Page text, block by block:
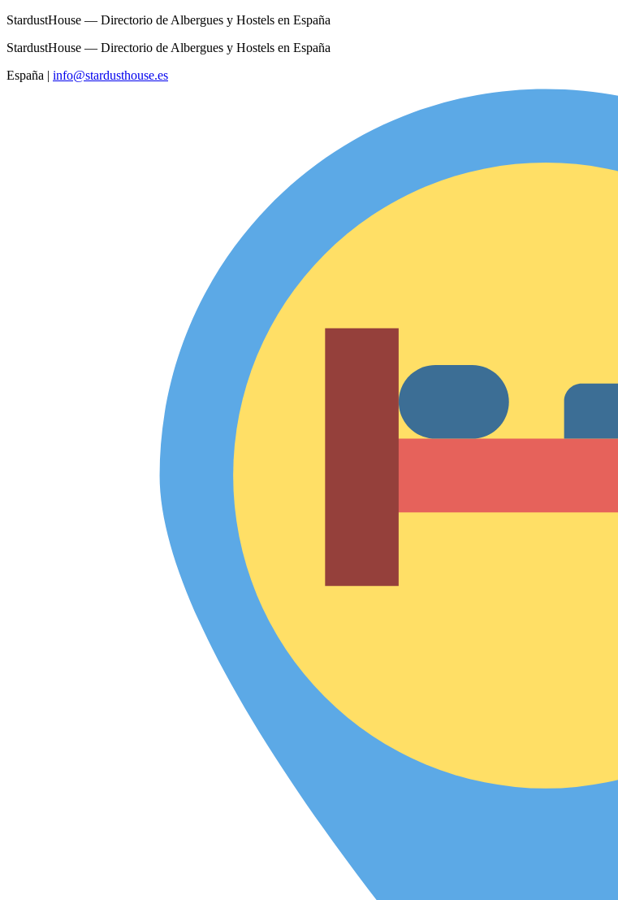
StardustHouse — Directorio de Albergues y Hostels en España
StardustHouse — Directorio de Albergues y Hostels en España
España | info@stardusthouse.es